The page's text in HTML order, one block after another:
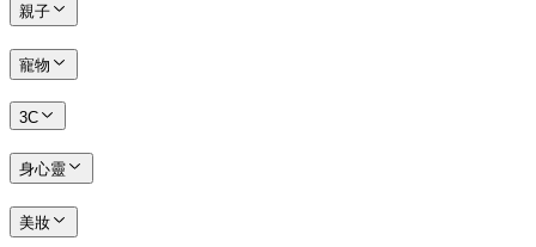
親子
寵物
3C
身心靈
美妝